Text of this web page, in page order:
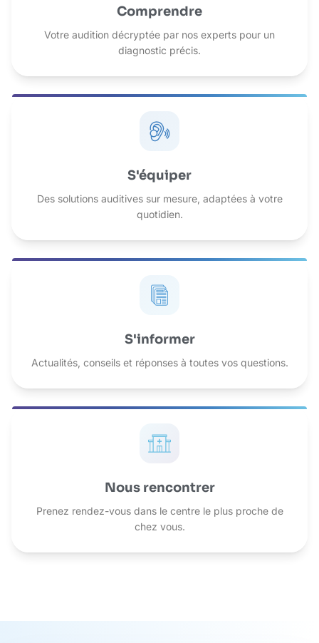
Comprendre
Votre audition décryptée par nos experts pour un
diagnostic précis.
S'équiper
Des solutions auditives sur mesure, adaptées à votre
quotidien.
S'informer
Actualités, conseils et réponses à toutes vos questions.
Nous rencontrer
Prenez rendez-vous dans le centre le plus proche de
chez vous.